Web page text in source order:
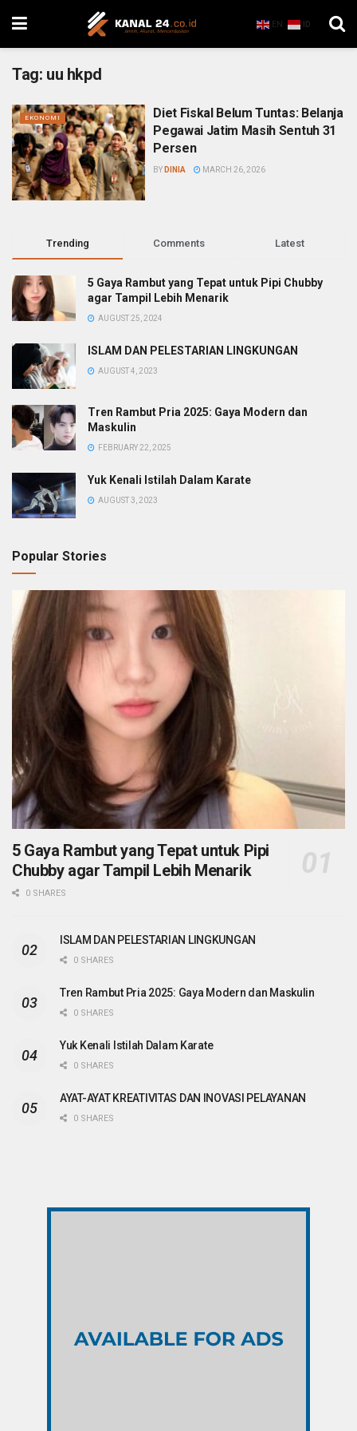
EN ID
Tag: uu hkpd
EKONOMI
Diet Fiskal Belum Tuntas: Belanja
Pegawai Jatim Masih Sentuh 31
Persen
BY DINIA MARCH 26, 2026
Trending Comments Latest
5 Gaya Rambut yang Tepat untuk Pipi Chubby
agar Tampil Lebih Menarik
AUGUST 25, 2024
ISLAM DAN PELESTARIAN LINGKUNGAN
AUGUST 4, 2023
Tren Rambut Pria 2025: Gaya Modern dan
Maskulin
FEBRUARY 22, 2025
Yuk Kenali Istilah Dalam Karate
AUGUST 3, 2023
Popular Stories
5 Gaya Rambut yang Tepat untuk Pipi
Chubby agar Tampil Lebih Menarik
0 SHARES
ISLAM DAN PELESTARIAN LINGKUNGAN
0 SHARES
Tren Rambut Pria 2025: Gaya Modern dan Maskulin
0 SHARES
Yuk Kenali Istilah Dalam Karate
0 SHARES
AYAT-AYAT KREATIVITAS DAN INOVASI PELAYANAN
0 SHARES